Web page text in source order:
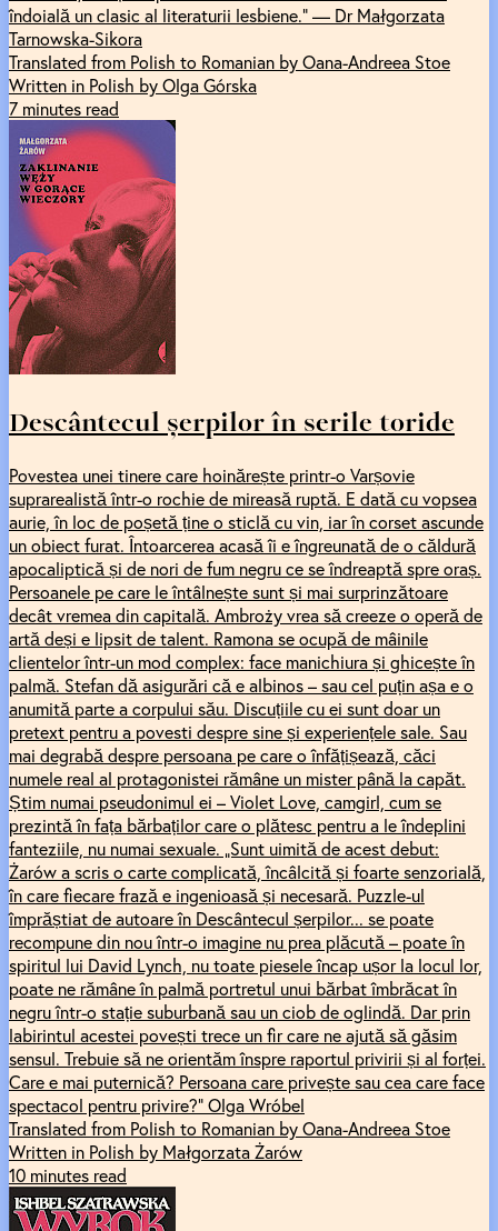
îndoială un clasic al literaturii lesbiene." — Dr Małgorzata
Tarnowska-Sikora
Translated from Polish to Romanian by Oana-Andreea Stoe
Written in Polish by Olga Górska
7 minutes read
Descântecul șerpilor în serile toride
Povestea unei tinere care hoinărește printr-o Varșovie
suprarealistă într-o rochie de mireasă ruptă. E dată cu vopsea
aurie, în loc de poșetă ține o sticlă cu vin, iar în corset ascunde
un obiect furat. Întoarcerea acasă îi e îngreunată de o căldură
apocaliptică și de nori de fum negru ce se îndreaptă spre oraș.
Persoanele pe care le întâlnește sunt și mai surprinzătoare
decât vremea din capitală. Ambroży vrea să creeze o operă de
artă deși e lipsit de talent. Ramona se ocupă de mâinile
clientelor într-un mod complex: face manichiura și ghicește în
palmă. Stefan dă asigurări că e albinos – sau cel puțin așa e o
anumită parte a corpului său. Discuțiile cu ei sunt doar un
pretext pentru a povesti despre sine și experiențele sale. Sau
mai degrabă despre persoana pe care o înfățișează, căci
numele real al protagonistei rămâne un mister până la capăt.
Știm numai pseudonimul ei – Violet Love, camgirl, cum se
prezintă în fața bărbaților care o plătesc pentru a le îndeplini
fanteziile, nu numai sexuale. „Sunt uimită de acest debut:
Żarów a scris o carte complicată, încâlcită și foarte senzorială,
în care fiecare frază e ingenioasă și necesară. Puzzle-ul
împrăștiat de autoare în Descântecul șerpilor... se poate
recompune din nou într-o imagine nu prea plăcută – poate în
spiritul lui David Lynch, nu toate piesele încap ușor la locul lor,
poate ne rămâne în palmă portretul unui bărbat îmbrăcat în
negru într-o stație suburbană sau un ciob de oglindă. Dar prin
labirintul acestei povești trece un fir care ne ajută să găsim
sensul. Trebuie să ne orientăm înspre raportul privirii și al forței.
Care e mai puternică? Persoana care privește sau cea care face
spectacol pentru privire?” Olga Wróbel
Translated from Polish to Romanian by Oana-Andreea Stoe
Written in Polish by Małgorzata Żarów
10 minutes read